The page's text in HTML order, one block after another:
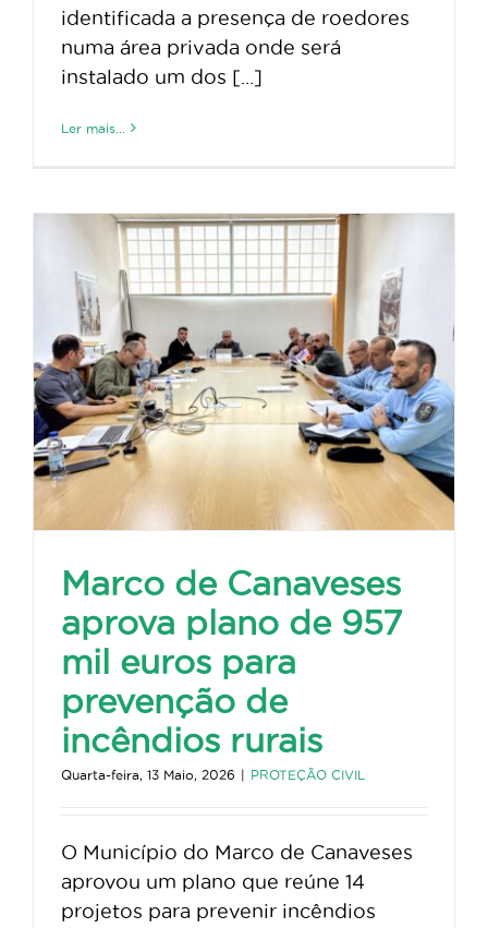
identificada a presença de roedores
numa área privada onde será
instalado um dos [...]
Ler mais...
Marco de Canaveses
aprova plano de 957
mil euros para
prevenção de
incêndios rurais
Quarta-feira, 13 Maio, 2026 | PROTEÇÃO CIVIL
O Município do Marco de Canaveses
aprovou um plano que reúne 14
projetos para prevenir incêndios